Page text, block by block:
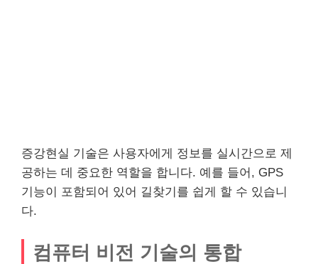
증강현실 기술은 사용자에게 정보를 실시간으로 제
공하는 데 중요한 역할을 합니다. 예를 들어, GPS
기능이 포함되어 있어 길찾기를 쉽게 할 수 있습니
다.
컴퓨터 비전 기술의 통합